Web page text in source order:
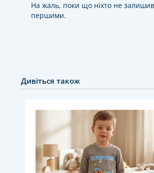
На жаль, поки що ніхто не
першими.
Дивіться також